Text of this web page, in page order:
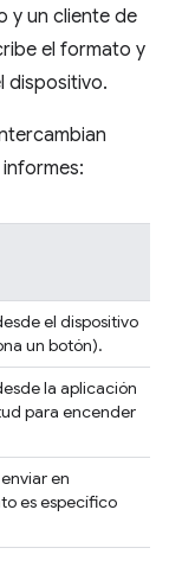
y un cliente de
el formato y
dispositivo.
el dispositivo
un botón).
la aplicación
para encender
en
es específico